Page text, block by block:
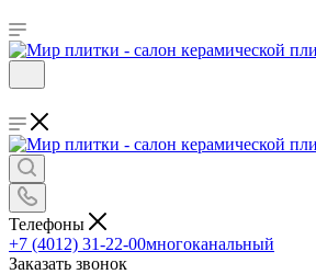
Телефоны
+7 (4012) 31-22-00многоканальный
Заказать звонок